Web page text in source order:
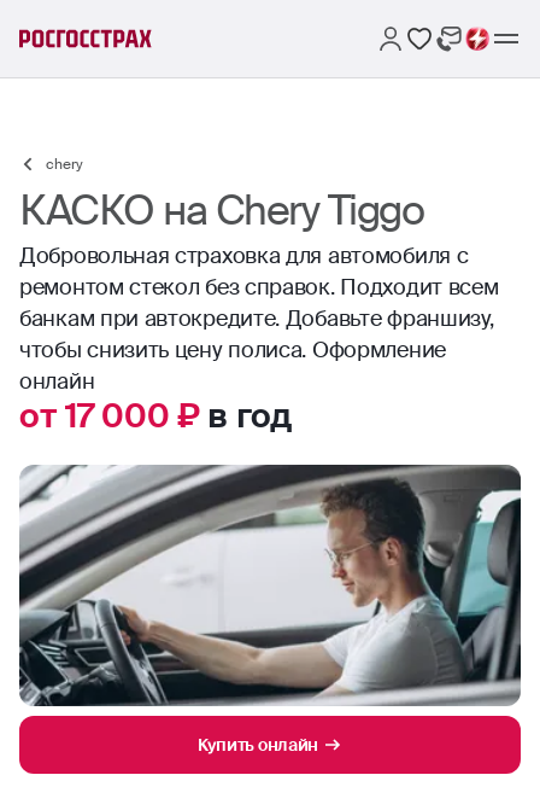
chery
КАСКО на Chery Tiggo
Добровольная страховка для автомобиля с
ремонтом стекол без справок. Подходит всем
банкам при автокредите. Добавьте франшизу,
чтобы снизить цену полиса. Оформление
онлайн
от 17 000 ₽в год
Купить онлайн